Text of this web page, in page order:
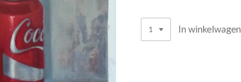
In winkelwagen